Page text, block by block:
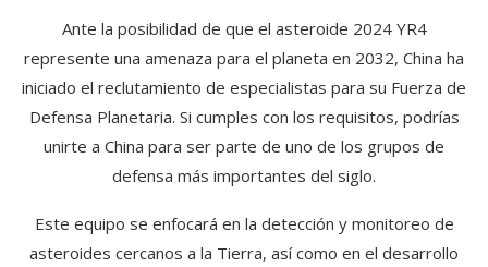
Ante la posibilidad de que el asteroide 2024 YR4
represente una amenaza para el planeta en 2032, China ha
iniciado el reclutamiento de especialistas para su Fuerza de
Defensa Planetaria. Si cumples con los requisitos, podrías
unirte a China para ser parte de uno de los grupos de
defensa más importantes del siglo.
Este equipo se enfocará en la detección y monitoreo de
asteroides cercanos a la Tierra, así como en el desarrollo